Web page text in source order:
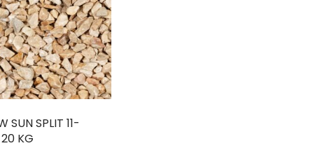
SUN SPLIT 11-
KG